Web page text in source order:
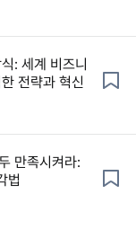
: 세계 비즈니
전략과 혁신
만족시켜라:
법